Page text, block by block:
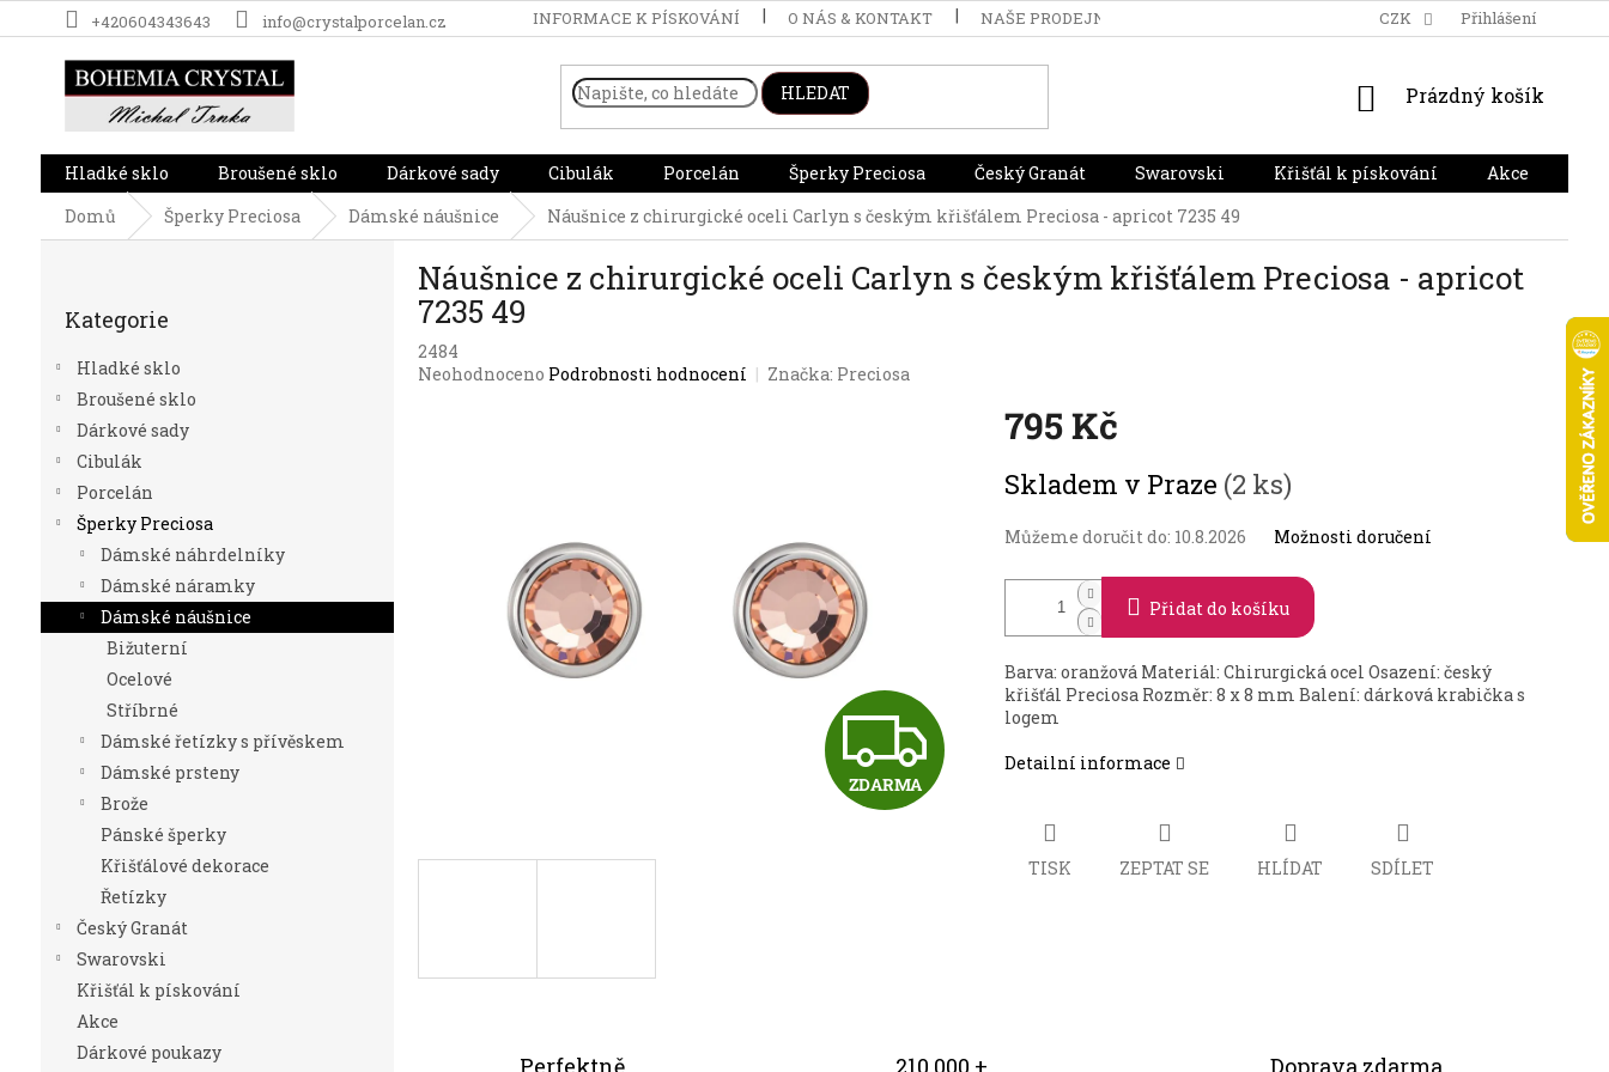
na
+420604343643 info@crystalporcelan.cz INFORMACE K PÍSKOVÁNÍ O NÁS & KONTAKT NAŠE PRODEJNA HODNOCENÍ OBCHODU
CZK Přihlášení
HLEDAT
NÁKUPNÍ
Prázdný košík
Hladké sklo Broušené sklo Dárkové sady Cibulák Porcelán Šperky Preciosa Český Granát Swarovski Křišťál k pískování Akce
Domů
Šperky Preciosa Dámské náušnice Náušnice z chirurgické oceli Carlyn s českým křišťálem Preciosa - apricot 7235 49
l
kategorie
Kategorie
Hladké sklo
Broušené sklo
Dárkové sady
Cibulák
Porcelán
Šperky Preciosa
Dámské náhrdelníky
Dámské náramky
Dámské náušnice
Bižuterní
Ocelové
Stříbrné
Dámské řetízky s přívěskem
Dámské prsteny
Brože
Pánské šperky
Křišťálové dekorace
Řetízky
Český Granát
Swarovski
Křišťál k pískování
Akce
Dárkové poukazy
Náušnice z chirurgické oceli Carlyn s českým křišťálem Preciosa - apricot
7235 49
2484
Průměrné
Neohodnoceno Podrobnosti hodnocení Značka: Preciosa
Z
D
ZDARMA
795 Kč
cena:
Skladem v Praze (2 ks)
Můžeme doručit do: 10.8.2026 Možnosti doručení
Přidat do košíku
Barva: oranžová Materiál: Chirurgická ocel Osazení: český
křišťál Preciosa Rozměr: 8 x 8 mm Balení: dárková krabička s
logem
Detailní informace
TISK ZEPTAT SE HLÍDAT SDÍLET
Perfektně
210.000 +
Doprava zdarma